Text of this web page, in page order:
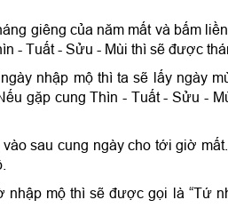
giêng của năm mất và bấm
- Tuất - Sửu - Mùi thì sẽ được
nhập mộ thì ta sẽ lấy ngày
gặp cung Thìn - Tuất - Sửu -
sau cung ngày cho tới giờ
mộ thì sẽ được gọi là “Tứ